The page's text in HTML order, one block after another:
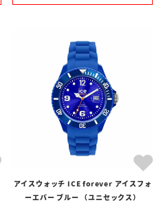
アイスウォッチ ICE forever アイスフォ
ーエバー ブルー （ユニセックス）